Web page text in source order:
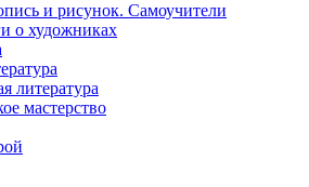
и рисунок. Самоучители
о художниках
литература
мастерство